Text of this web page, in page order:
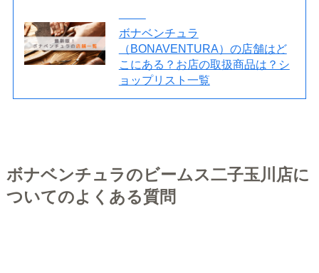
ボナベンチュラ
（BONAVENTURA）の店舗はど
こにある？お店の取扱商品は？シ
ョップリスト一覧
ボナベンチュラのビームス二子玉川店に
ついてのよくある質問